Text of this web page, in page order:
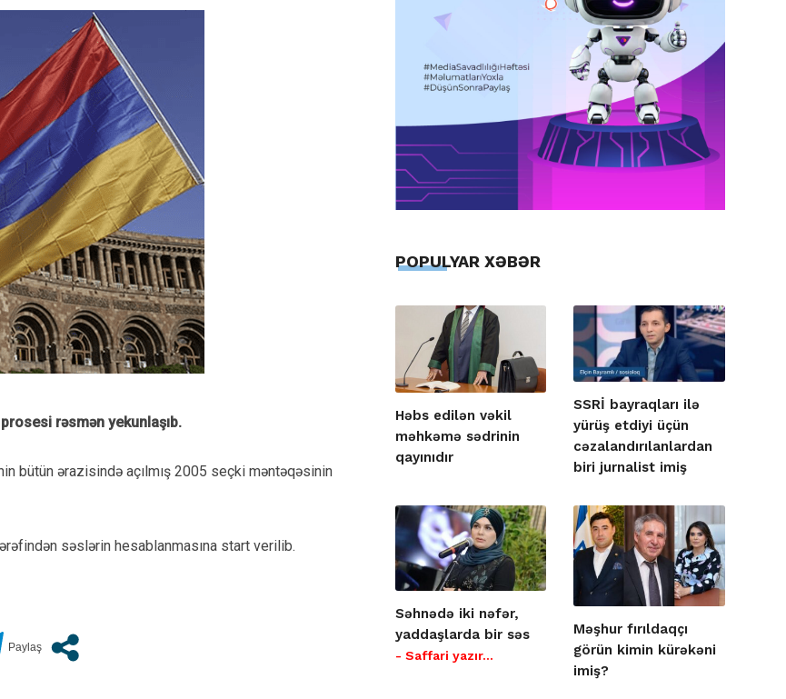
rəsmən yekunlaşıb.
bütün ərazisində açılmış 2005 seçki məntəqəsinin
səslərin hesablanmasına start verilib.
POPULYAR XƏBƏR
Həbs edilən vəkil
məhkəmə sədrinin
qayınıdır
SSRİ bayraqları ilə
yürüş etdiyi üçün
cəzalandırılanlardan
biri jurnalist imiş
Səhnədə iki nəfər,
yaddaşlarda bir səs
- Saffari yazır…
Məşhur fırıldaqçı
görün kimin kürəkəni
imiş?